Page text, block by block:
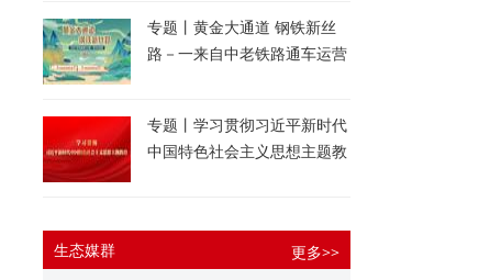
专题丨黄金大通道 钢铁新丝
路－一来自中老铁路通车运营
专题丨学习贯彻习近平新时代
中国特色社会主义思想主题教
生态媒群 更多>>